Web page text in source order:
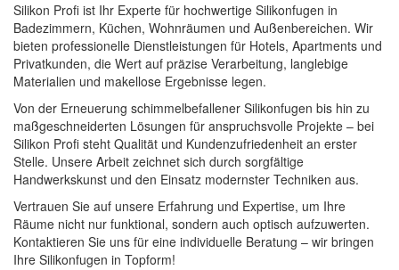
Silikon Profi ist Ihr Experte für hochwertige Silikonfugen in
Badezimmern, Küchen, Wohnräumen und Außenbereichen. Wir
bieten professionelle Dienstleistungen für Hotels, Apartments und
Privatkunden, die Wert auf präzise Verarbeitung, langlebige
Materialien und makellose Ergebnisse legen.
Von der Erneuerung schimmelbefallener Silikonfugen bis hin zu
maßgeschneiderten Lösungen für anspruchsvolle Projekte – bei
Silikon Profi steht Qualität und Kundenzufriedenheit an erster
Stelle. Unsere Arbeit zeichnet sich durch sorgfältige
Handwerkskunst und den Einsatz modernster Techniken aus.
Vertrauen Sie auf unsere Erfahrung und Expertise, um Ihre
Räume nicht nur funktional, sondern auch optisch aufzuwerten.
Kontaktieren Sie uns für eine individuelle Beratung – wir bringen
Ihre Silikonfugen in Topform!